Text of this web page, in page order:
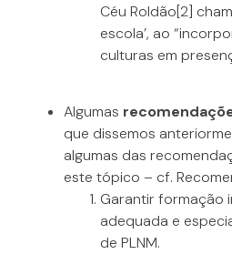
Céu Roldão[2]
escola’, ao
culturas em
Algumas
que dissemos
algumas das
este tópico – cf.
Garantir formação
adequada e
de PLNM.